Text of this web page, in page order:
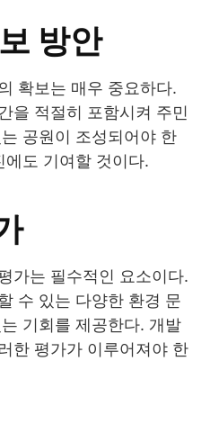
방안
확보는 매우 중요하다.
을 적절히 포함시켜 주민
공원이 조성되어야 한
도 기여할 것이다.
가는 필수적인 요소이다.
수 있는 다양한 환경 문
기회를 제공한다. 개발
한 평가가 이루어져야 한